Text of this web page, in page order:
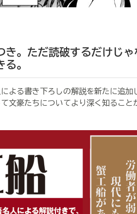
き。ただ読破するだけじゃ
。
よる書き下ろしの解説を新たに追加
文豪たちについてより深く知ること